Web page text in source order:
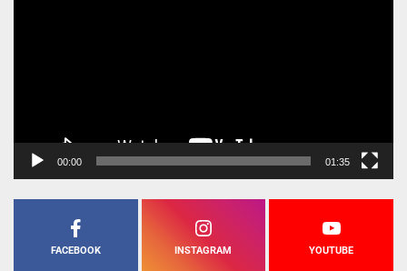
00:00 01:35
FACEBOOK INSTAGRAM YOUTUBE